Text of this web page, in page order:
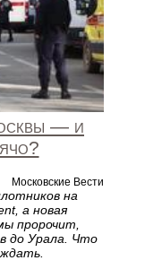
— и
Московские Вести
на
а новая
пророчит,
до Урала. Что